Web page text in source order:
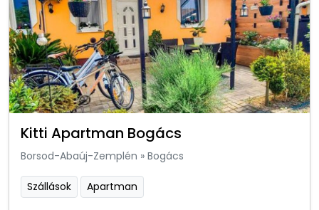
Kitti Apartman Bogács
Borsod-Abaúj-Zemplén » Bogács
Szállások Apartman